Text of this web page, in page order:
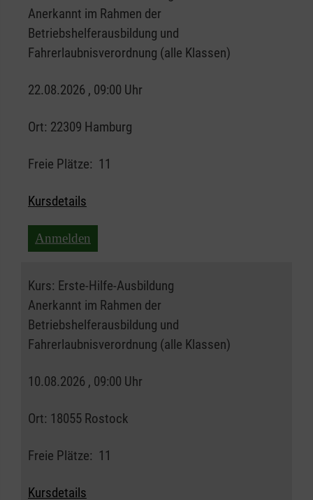
Anerkannt im Rahmen der
Betriebshelferausbildung und
Fahrerlaubnisverordnung (alle Klassen)
22.08.2026 , 09:00 Uhr
Ort: 22309 Hamburg
Freie Plätze: 11
Kursdetails
Anmelden
Kurs: Erste-Hilfe-Ausbildung
Anerkannt im Rahmen der
Betriebshelferausbildung und
Fahrerlaubnisverordnung (alle Klassen)
10.08.2026 , 09:00 Uhr
Ort: 18055 Rostock
Freie Plätze: 11
Kursdetails